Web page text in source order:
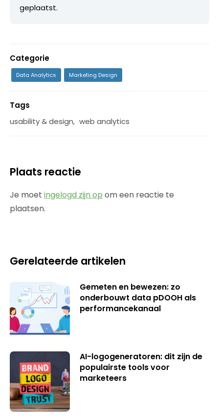
geplaatst.
Categorie
Data Analytics Marketing Design
Tags
usability & design, web analytics
Plaats reactie
Je moet ingelogd zijn op om een reactie te
plaatsen.
Gerelateerde artikelen
Gemeten en bewezen: zo
onderbouwt data pDOOH als
performancekanaal
AI-logogeneratoren: dit zijn de
populairste tools voor
marketeers